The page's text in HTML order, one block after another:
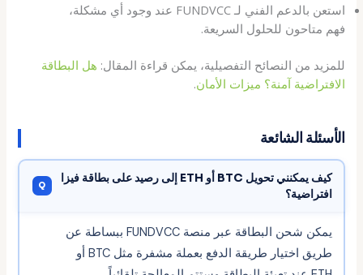
استعن بالدعم الفني لـ FUNDVCC عند وجود أي مشكلة،
فهم متاحون للحلول السريعة.
للمزيد من النصائح التفصيلية، يمكن قراءة المقال: هل البطاقة
الافتراضية آمنة؟ ميزات الأمان.
الأسئلة الشائعة
كيف يمكنني تحويل BTC أو ETH إلى رصيد على بطاقة فيزا
افتراضية؟
يمكن شحن البطاقة عبر منصة FUNDVCC ببساطة عن
طريق اختيار طريقة الدفع بعملة مشفرة مثل BTC أو